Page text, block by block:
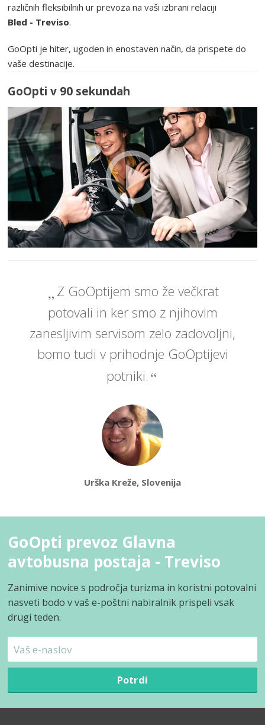
različnih fleksibilnih ur prevoza na vaši izbrani relaciji
Bled - Treviso.
GoOpti je hiter, ugoden in enostaven način, da prispete do
vaše destinacije.
GoOpti v 90 sekundah
Z GoOptijem smo že večkrat
potovali in ker smo z njihovim
zanesljivim servisom zelo zadovoljni,
bomo tudi v prihodnje GoOptijevi
potniki.
Urška Kreže, Slovenija
GoOpti prevoz Glavna
avtobusna postaja - Treviso
Zanimive novice s področja turizma in koristni potovalni
nasveti bodo v vaš e-poštni nabiralnik prispeli vsak
drugi teden.
Potrdi